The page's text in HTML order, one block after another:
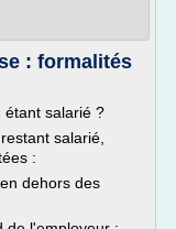
: formalités
étant salarié ?
salarié,
:
dehors des